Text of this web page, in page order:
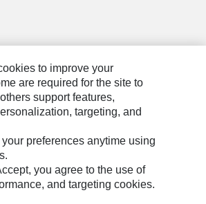
Saya
to improve your
are required for the site to
support features,
targeting, and
preferences anytime using
you agree to the use of
and targeting cookies.